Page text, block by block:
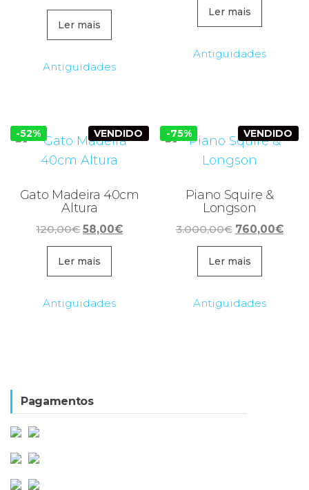
Ler mais
Antiguidades
Ler mais
Antiguidades
-52% VENDIDO
Gato Madeira 40cm
Altura
120,00€O
preço
original
era:
58,00€O
Ler mais
Antiguidades
-75% VENDIDO
Piano Squire &
Longson
3.000,00€ O
preço
original
era:
760,00€O
Ler mais
Antiguidades
Pagamentos